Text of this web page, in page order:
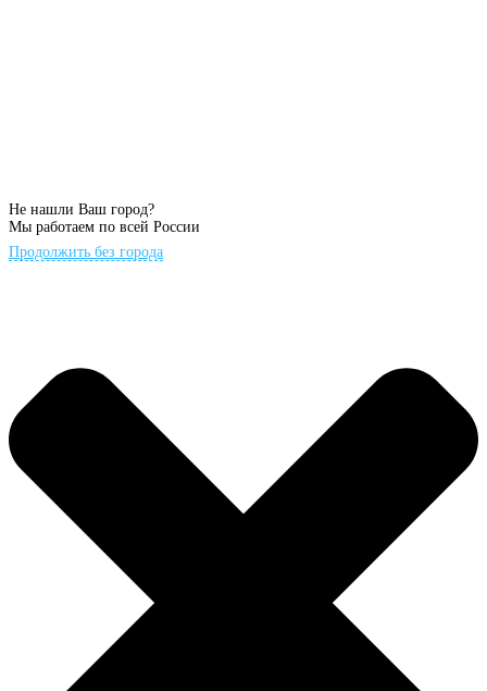
Не нашли Ваш город?
Мы работаем по всей России
Продолжить без города